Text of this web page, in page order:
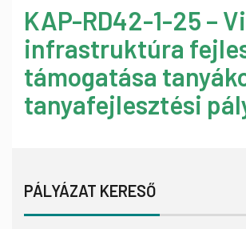
KAP-RD42-1-25 –
infrastruktúra
támogatása
tanyafejlesztési
PÁLYÁZAT KERESŐ